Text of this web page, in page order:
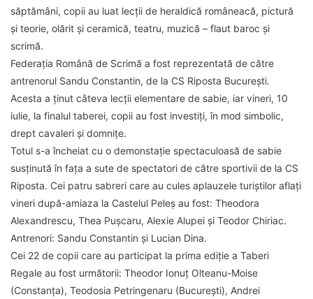
săptămâni, copii au luat lecții de heraldică româneacă, pictură
și teorie, olărit și ceramică, teatru, muzică – flaut baroc și
scrimă.
Federația Română de Scrimă a fost reprezentată de către
antrenorul Sandu Constantin, de la CS Riposta București.
Acesta a ținut câteva lecții elementare de sabie, iar vineri, 10
iulie, la finalul taberei, copii au fost investiți, în mod simbolic,
drept cavaleri și domnițe.
Totul s-a încheiat cu o demonstație spectaculoasă de sabie
susținută în fața a sute de spectatori de către sportivii de la CS
Riposta. Cei patru sabreri care au cules aplauzele turiștilor aflați
vineri după-amiaza la Castelul Peleș au fost: Theodora
Alexandrescu, Thea Pușcaru, Alexie Alupei și Teodor Chiriac.
Antrenori: Sandu Constantin și Lucian Dina.
Cei 22 de copii care au participat la prima ediție a Taberi
Regale au fost următorii: Theodor Ionuț Olteanu-Moise
(Constanța), Teodosia Petringenaru (București), Andrei